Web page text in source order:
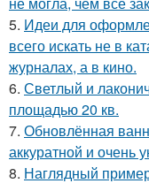
5. Идеи для
всего искать не в
журналах, а в кино.
6. Светлый и
площадью 20 кв.
7. Обновлённая
аккуратной и очень
8. Наглядный